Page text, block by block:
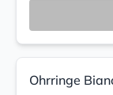
Ohrringe